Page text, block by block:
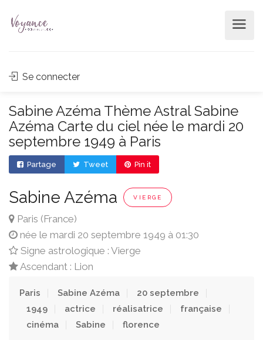
Se connecter
Sabine Azéma Thème Astral Sabine
Azéma Carte du ciel née le mardi 20
septembre 1949 à Paris
Partage Tweet Pin it
Sabine Azéma VIERGE
Paris (France)
née le mardi 20 septembre 1949 à 01:30
Signe astrologique : Vierge
Ascendant : Lion
Paris Sabine Azéma
20 septembre
1949
actrice réalisatrice
française
cinéma
Sabine florence